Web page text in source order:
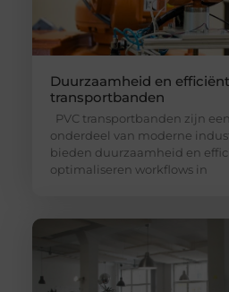
Duurzaamheid en
transportbanden
PVC transportbanden zijn
onderdeel van moderne
bieden duurzaamheid en
optimaliseren workflows in